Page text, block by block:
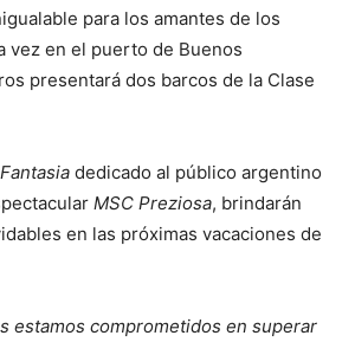
para los amantes de los
vez en el puerto de Buenos
presentará dos barcos de la Clase
dedicado al público argentino
MSC Preziosa, brindarán
en las próximas vacaciones de
estamos comprometidos en superar